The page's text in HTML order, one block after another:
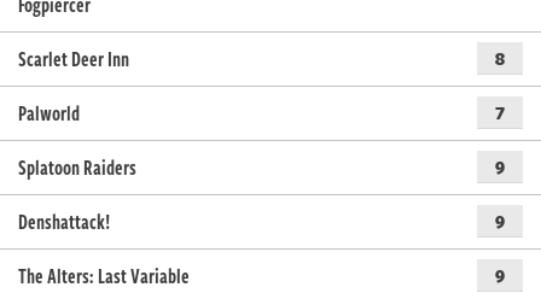
Scarlet Deer Inn
8
Palworld 7
Splatoon Raiders 9
Denshattack! 9
The Alters: Last Variable 9